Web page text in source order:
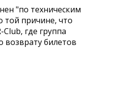
"по техническим
той причине, что
где группа
возврату билетов